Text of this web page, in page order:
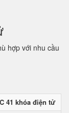
hợp với nhu cầu
41 khóa điện tử